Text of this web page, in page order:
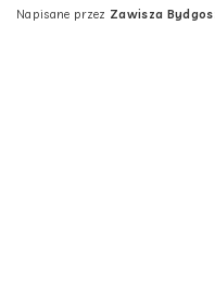
Posted
Napisane przez Zawisza